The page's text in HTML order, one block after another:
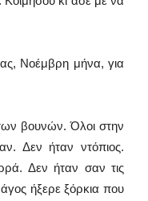
Νοέμβρη μήνα, για
βουνών. Όλοι στην
Δεν ήταν ντόπιος.
Δεν ήταν σαν τις
ήξερε ξόρκια που